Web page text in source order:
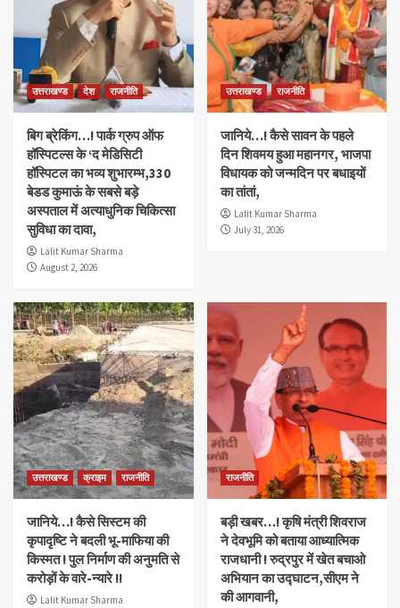
उत्तराखण्ड देश राजनीति
बिग ब्रेकिंग…! पार्क ग्रुप ऑफ
हॉस्पिटल्स के ‘द मेडिसिटी
हॉस्पिटल का भव्य शुभारम्भ,330
बेडड कुमाऊं के सबसे बड़े
अस्पताल में अत्याधुनिक चिकित्सा
सुविधा का दावा,
Lalit Kumar Sharma
August 2, 2026
उत्तराखण्ड राजनीति
जानिये…! कैसे सावन के पहले
दिन शिवमय हुआ महानगर, भाजपा
विधायक को जन्मदिन पर बधाइयों
का तांतां,
Lalit Kumar Sharma
July 31, 2026
उत्तराखण्ड क्राइम राजनीति
जानिये…! कैसे सिस्टम की
कृपादृष्टि ने बदली भू-माफिया की
किस्मत ! पुल निर्माण की अनुमति से
करोड़ों के वारे-न्यारे !!
Lalit Kumar Sharma
राजनीति
बड़ी खबर…! कृषि मंत्री शिवराज
ने देवभूमि को बताया आध्यात्मिक
राजधानी ! रुद्रपुर में खेत बचाओ
अभियान का उद्घाटन,सीएम ने
की आगवानी,